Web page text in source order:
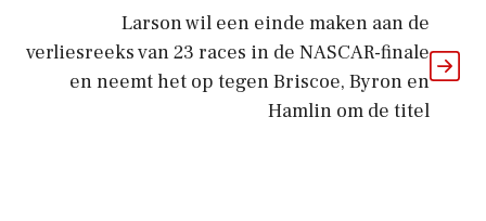
Larson wil een einde maken aan de
verliesreeks van 23 races in de NASCAR-finale
en neemt het op tegen Briscoe, Byron en
Hamlin om de titel